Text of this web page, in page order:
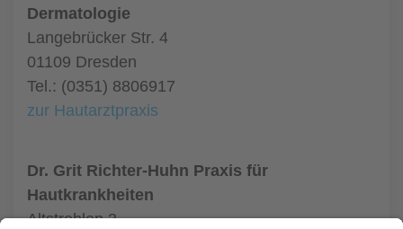
Dermatologie
Langebrücker Str. 4
01109 Dresden
Tel.: (0351) 8806917
zur Hautarztpraxis
Dr. Grit Richter-Huhn Praxis für
Hautkrankheiten
Altstrehlen 3